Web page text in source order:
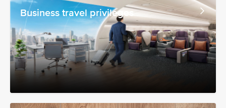
Business travel privileges